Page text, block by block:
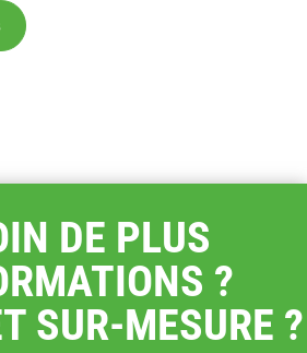
DE PLUS
?
SUR-MESURE ?